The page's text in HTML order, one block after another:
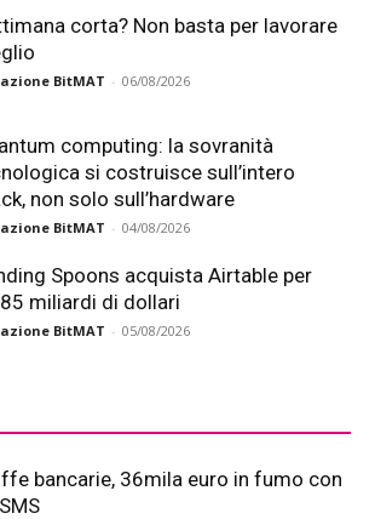
corta? Non basta per lavorare
BitMAT - 06/08/2026
computing: la sovranità
si costruisce sull’intero
non solo sull’hardware
BitMAT - 04/08/2026
Spoons acquista Airtable per
miliardi di dollari
BitMAT - 05/08/2026
bancarie, 36mila euro in fumo con